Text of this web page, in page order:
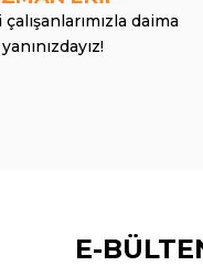
daima
yanınızdayız!
E-